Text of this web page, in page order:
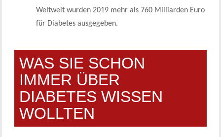
Weltweit wurden 2019 mehr als 760 Milliarden Euro
für Diabetes ausgegeben.
WAS SIE SCHON
IMMER ÜBER
DIABETES WISSEN
WOLLTEN